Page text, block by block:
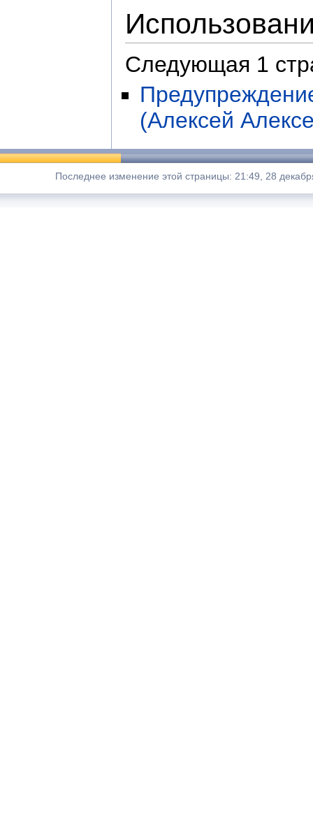
Следующая 1
(Алексей
Последнее изменение этой страницы: 21:49, 28